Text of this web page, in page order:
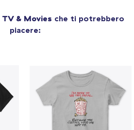
TV & Movies che ti potrebbero
piacere: